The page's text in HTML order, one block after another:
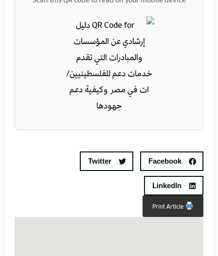
Facebook
Twitter
LinkedIn
Print Article